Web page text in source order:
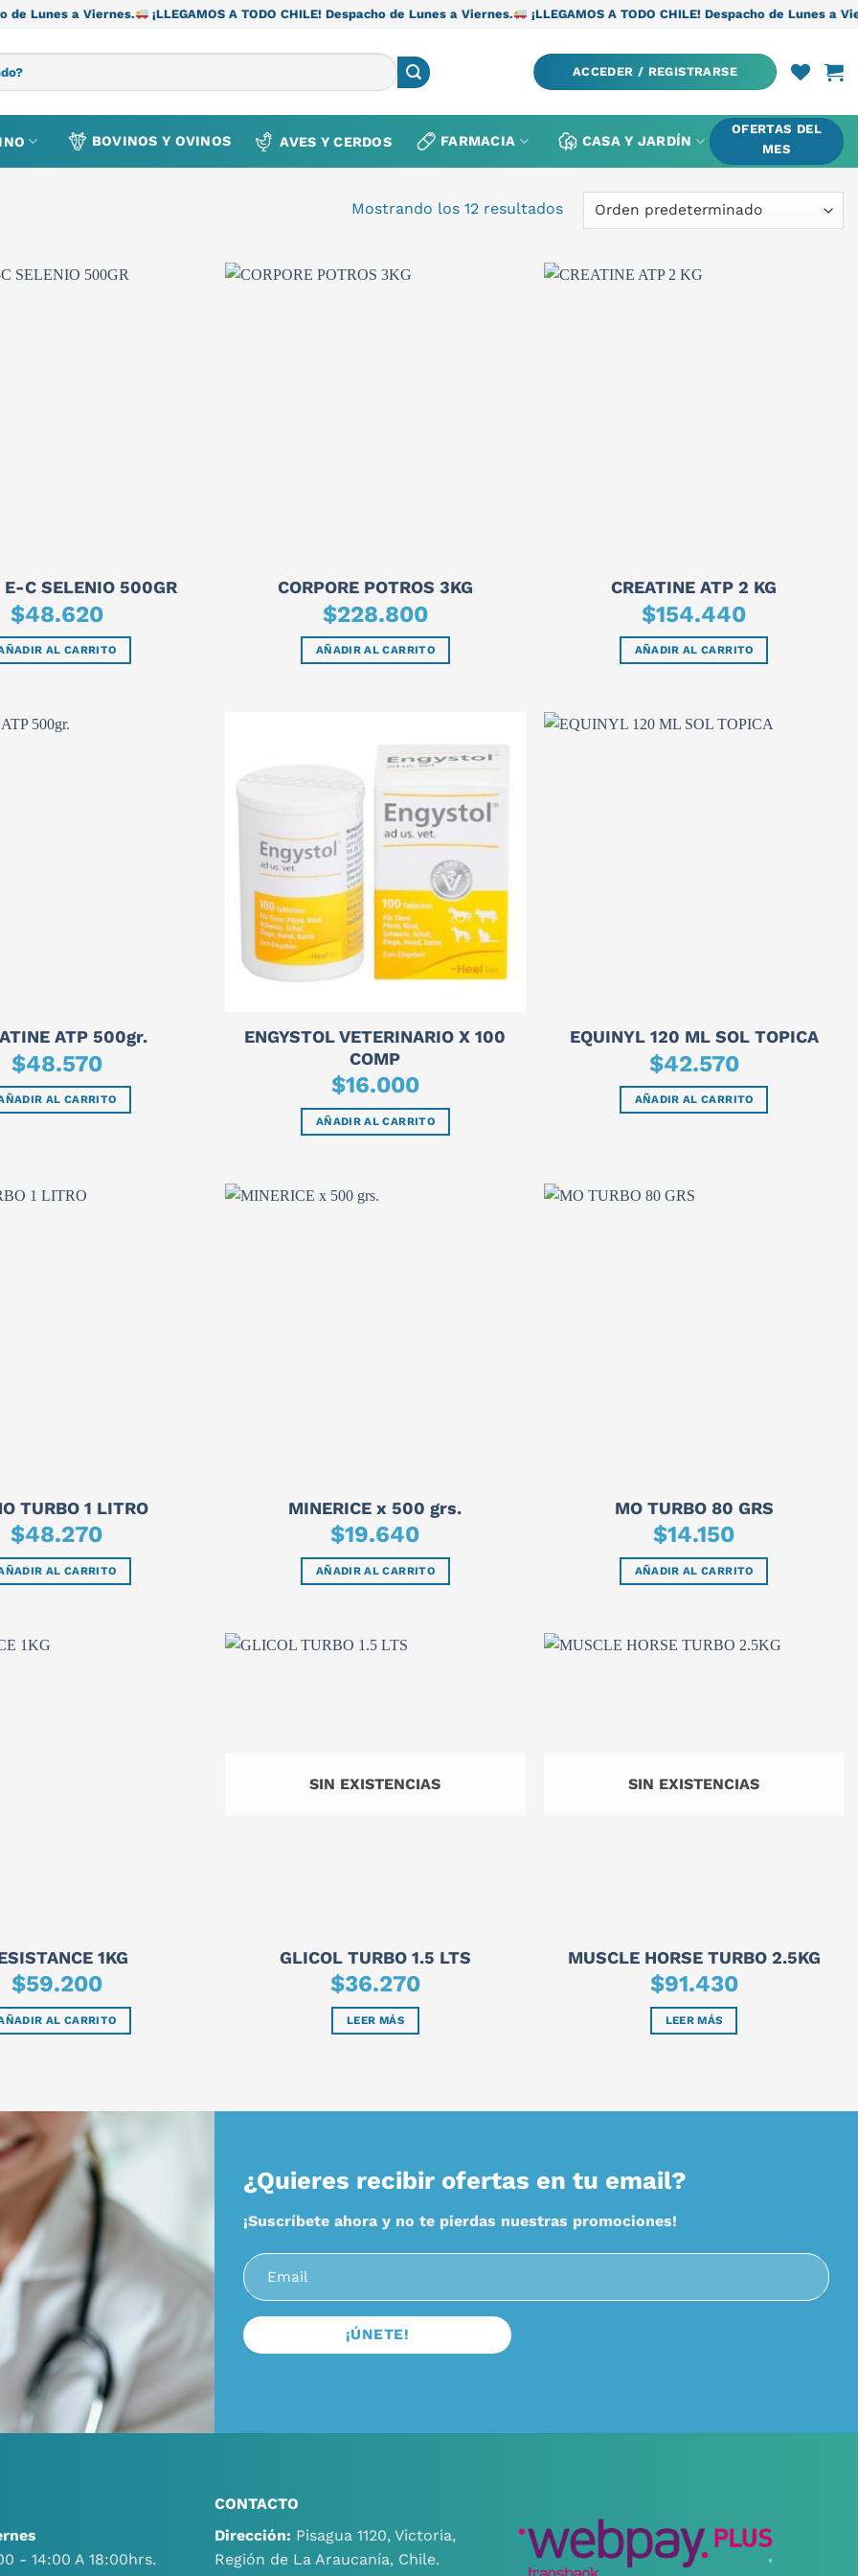
¡LLEGAMOS A TODO CHILE! Despacho de Lunes a Viernes. ¡LLEGAMOS A TODO CHILE! Despacho de Lunes a Viernes.
ACCEDER / REGISTRARSE
BOVINOS Y OVINOS AVES Y CERDOS FARMACIA CASA Y JARDÍN
OFERTAS DEL
MES
Mostrando los 12 resultados
E-C SELENIO 500GR
$48.620
AL CARRITO
CORPORE POTROS 3KG
$228.800
AÑADIR AL CARRITO
CREATINE ATP 2 KG
$154.440
AÑADIR AL CARRITO
ATP 500gr.
$48.570
AL CARRITO
ENGYSTOL VETERINARIO X 100
COMP
$16.000
AÑADIR AL CARRITO
EQUINYL 120 ML SOL TOPICA
$42.570
AÑADIR AL CARRITO
TURBO 1 LITRO
$48.270
AL CARRITO
MINERICE x 500 grs.
$19.640
AÑADIR AL CARRITO
MO TURBO 80 GRS
$14.150
AÑADIR AL CARRITO
1KG
$59.200
AL CARRITO
SIN EXISTENCIAS
GLICOL TURBO 1.5 LTS
$36.270
LEER MÁS
SIN EXISTENCIAS
MUSCLE HORSE TURBO 2.5KG
$91.430
LEER MÁS
¿Quieres recibir ofertas en tu email?
¡Suscríbete ahora y no te pierdas nuestras promociones!
- 14:00 A 18:00hrs.
CONTACTO
Dirección: Pisagua 1120, Victoria,
Región de La Araucanía, Chile.